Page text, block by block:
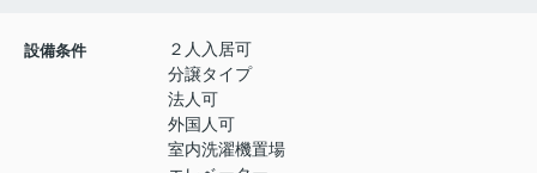
設備条件
２人入居可
分譲タイプ
法人可
外国人可
室内洗濯機置場